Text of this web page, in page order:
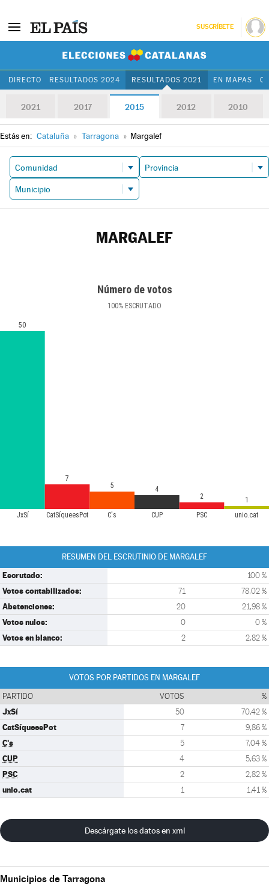
SUSCRÍBETE
DIRECTO RESULTADOS 2024 RESULTADOS 2021 EN MAPAS
2021 2017 2015 2012 2010
Estás en: Cataluña » Tarragona » Margalef
MARGALEF
Número de votos
100% ESCRUTADO
JxSí CatSíqueesPot C's CUP PSC unio.cat
50
7
5
4
2
1
RESUMEN DEL ESCRUTINIO DE MARGALEF
Escrutado: 100 %
Votos contabilizados: 71 78,02 %
Abstenciones: 20 21,98 %
Votos nulos: 0 0 %
Votos en blanco: 2 2,82 %
VOTOS POR PARTIDOS EN MARGALEF
PARTIDO VOTOS %
JxSí 50 70,42 %
CatSíqueesPot 7 9,86 %
C's 5 7,04 %
CUP 4 5,63 %
PSC 2 2,82 %
unio.cat 1 1,41 %
Descárgate los datos en xml
Municipios de Tarragona